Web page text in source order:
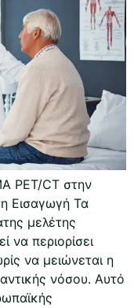
PET/CT στην
Εισαγωγή Τα
μελέτης
να περιορίσει
να μειώνεται η
νόσου. Αυτό